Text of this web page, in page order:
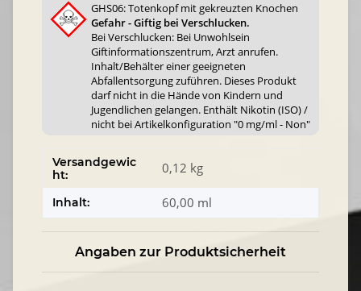
GHS06: Totenkopf mit gekreuzten Knochen
Gefahr - Giftig bei Verschlucken.
Bei Verschlucken: Bei Unwohlsein
Giftinformationszentrum, Arzt anrufen.
Inhalt/Behälter einer geeigneten
Abfallentsorgung zuführen. Dieses Produkt
darf nicht in die Hände von Kindern und
Jugendlichen gelangen. Enthält Nikotin (ISO) /
nicht bei Artikelkonfiguration "0 mg/ml - Non"
Versandgewic
ht:
0,12 kg
Inhalt: 60,00 ml
Angaben zur Produktsicherheit